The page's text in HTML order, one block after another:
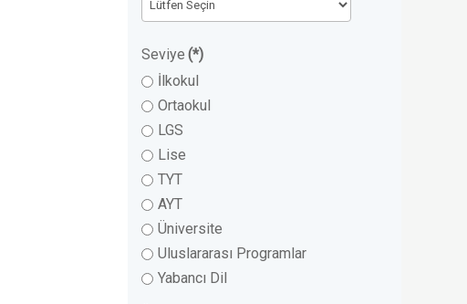
Seviye (*)
İlkokul
Ortaokul
LGS
Lise
TYT
AYT
Üniversite
Uluslararası Programlar
Yabancı Dil